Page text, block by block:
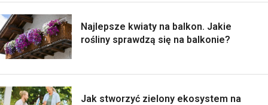
Najlepsze kwiaty na balkon. Jakie
rośliny sprawdzą się na balkonie?
Jak stworzyć zielony ekosystem na